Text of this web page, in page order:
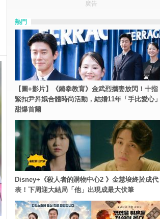
廣告
熱門
【圖+影片】《鐵拳教育》金武烈攜妻放閃！十指
緊扣尹昇娥合體時尚活動，結婚11年「手比愛心」
甜爆首爾
Disney+《殺人者的購物中心2 》金慧埈終於成代
表！下周迎大結局「他」出現成最大伏筆